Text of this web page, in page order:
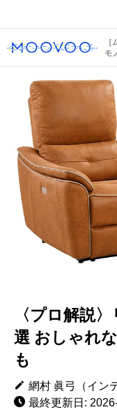
［
モ
〈プロ解説
選 おしゃれ
も
網村 眞弓（イン
最終更新日: